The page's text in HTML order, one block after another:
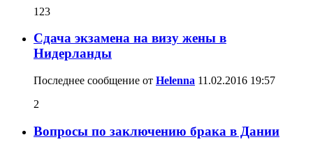
123
Сдача экзамена на визу жены в
Нидерланды
Последнее сообщение от Helenna 11.02.2016 19:57
2
Вопросы по заключению брака в Дании